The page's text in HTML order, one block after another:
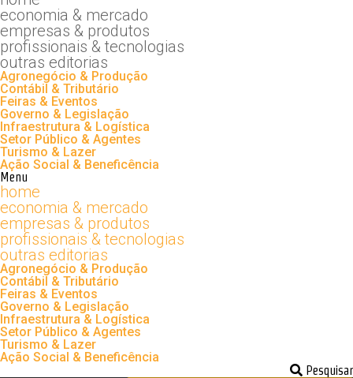
economia & mercado
empresas & produtos
profissionais & tecnologias
outras editorias
Agronegócio & Produção
Contábil & Tributário
Feiras & Eventos
Governo & Legislação
Infraestrutura & Logística
Setor Público & Agentes
Turismo & Lazer
Ação Social & Beneficência
Menu
home
economia & mercado
empresas & produtos
profissionais & tecnologias
outras editorias
Agronegócio & Produção
Contábil & Tributário
Feiras & Eventos
Governo & Legislação
Infraestrutura & Logística
Setor Público & Agentes
Turismo & Lazer
Ação Social & Beneficência
Pesquisar